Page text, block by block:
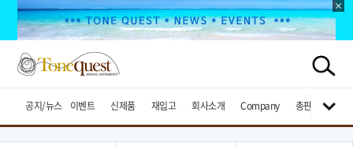
공지/뉴스 이벤트 신제품 재입고 회사소개 Company 총판브랜드